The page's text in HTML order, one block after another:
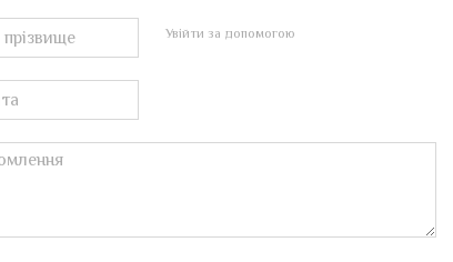
Увійти за допомогою